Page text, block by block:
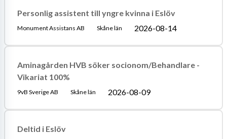
Personlig assistent till yngre kvinna i Eslöv
Monument Assistans AB Skåne län 2026-08-14
Aminagården HVB söker socionom/Behandlare -
Vikariat 100%
9vB Sverige AB Skåne län 2026-08-09
Deltid i Eslöv